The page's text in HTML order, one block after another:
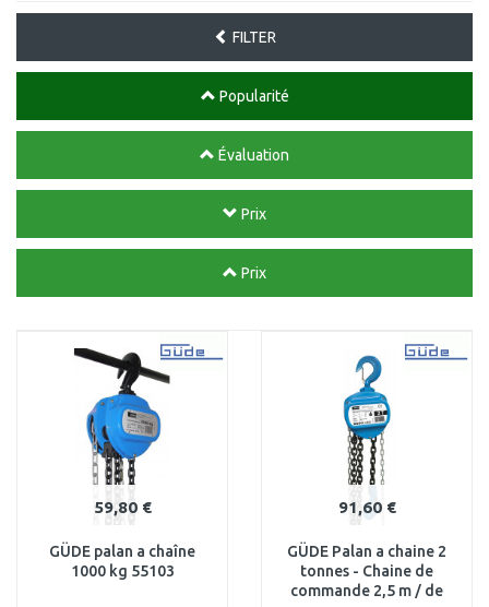
FILTER
Popularité
Évaluation
Prix
Prix
59,80 €
GÜDE palan a chaîne
1000 kg 55103
91,60 €
GÜDE Palan a chaine 2
tonnes - Chaine de
commande 2,5 m / de